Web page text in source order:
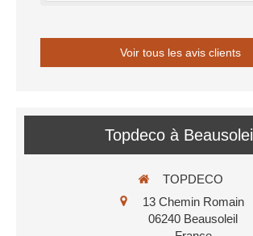
Voir tous les avis clients
Topdeco à Beausoleil
TOPDECO
13 Chemin Romain
06240 Beausoleil